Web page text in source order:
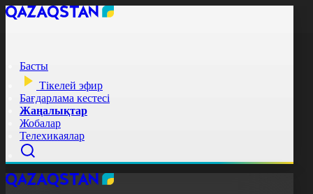
Басты
Тікелей эфир
Бағдарлама кестесі
Жаңалықтар
Жобалар
Телехикаялар